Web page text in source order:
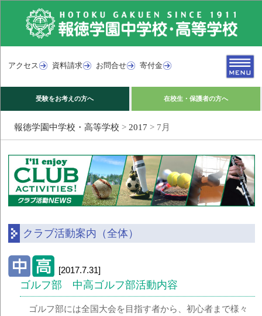
アクセス 資料請求 お問合せ 寄付金
受験をお考えの方へ 在校生・保護者の方へ
報徳学園中学校・高等学校 > 2017 > 7月
クラブ活動案内（全体）
[2017.7.31]
ゴルフ部 中高ゴルフ部活動内容
ゴルフ部には全国大会を目指す者から、初心者まで様々